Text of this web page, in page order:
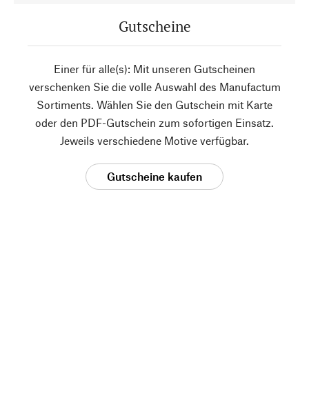
Gutscheine
Einer für alle(s): Mit unseren Gutscheinen
verschenken Sie die volle Auswahl des Manufactum
Sortiments. Wählen Sie den Gutschein mit Karte
oder den PDF-Gutschein zum sofortigen Einsatz.
Jeweils verschiedene Motive verfügbar.
Gutscheine kaufen